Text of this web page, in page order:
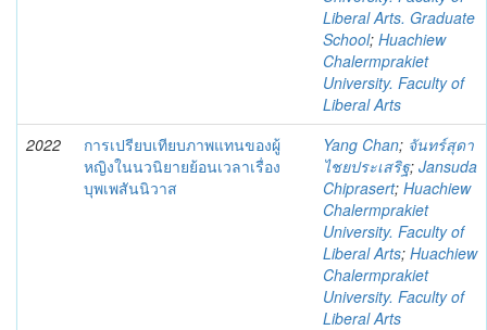
Liberal Arts. Graduate
School; Huachiew
Chalermprakiet
University. Faculty of
Liberal Arts
2022
การเปรียบเทียบภาพแทนของผู้
หญิงในนวนิยายย้อนเวลาเรื่อง
บุพเพสันนิวาส
Yang Chan; จันทร์สุดา
ไชยประเสริฐ; Jansuda
Chiprasert; Huachiew
Chalermprakiet
University. Faculty of
Liberal Arts; Huachiew
Chalermprakiet
University. Faculty of
Liberal Arts